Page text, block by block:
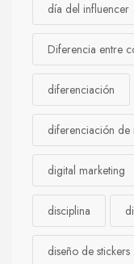
día del influencer
Diferencia entre
diferenciación
diferenciación de
digital marketing
disciplina
diseño de stickers